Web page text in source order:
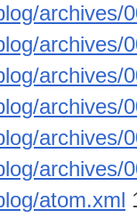
archives/
archives/
archives/
archives/
archives/
archives/
atom.xml